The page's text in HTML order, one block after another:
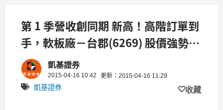
第 1 季營收創同期 新高！高階訂單到
手，軟板廠－台郡(6269) 股價強勢演
出
凱基證券
2015-04-16 10:42 更新：2015-04-16 11:29
凱基證券 收藏